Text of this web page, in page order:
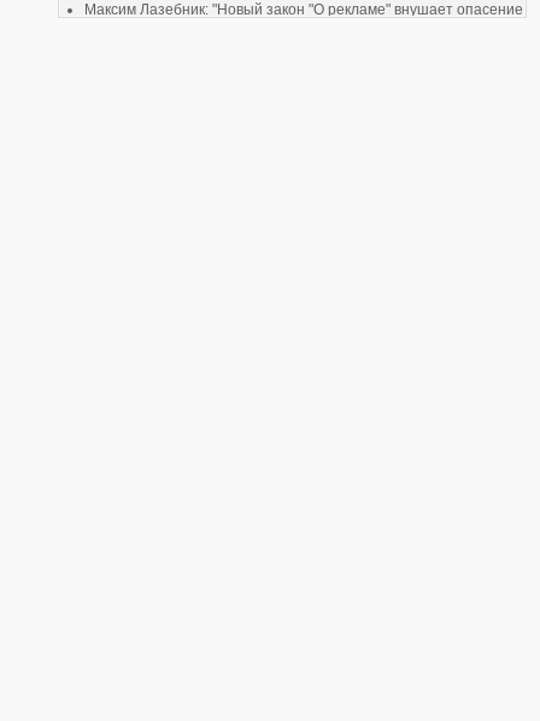
Максим Лазебник: "Новый закон "О рекламе" внушает опасение